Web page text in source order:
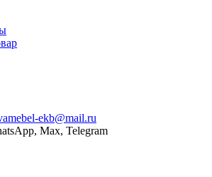
ekb@mail.ru
Max, Telegram